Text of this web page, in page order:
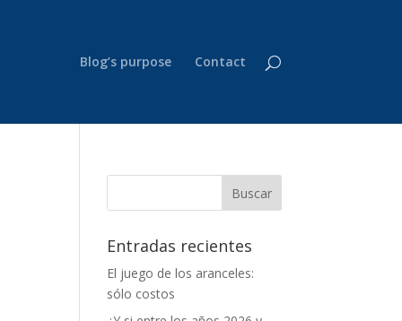
Blog’s purpose Contact
Entradas recientes
El juego de los aranceles:
sólo costos